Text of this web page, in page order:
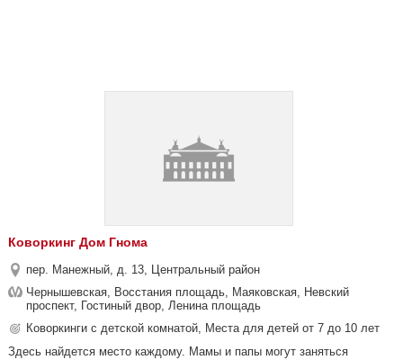
Коворкинг Дом Гнома
пер. Манежный, д. 13, Центральный район
Чернышевская, Восстания площадь, Маяковская, Невский
проспект, Гостиный двор, Ленина площадь
Коворкинги с детской комнатой, Места для детей от 7 до 10 лет
Здесь найдется место каждому. Мамы и папы могут заняться